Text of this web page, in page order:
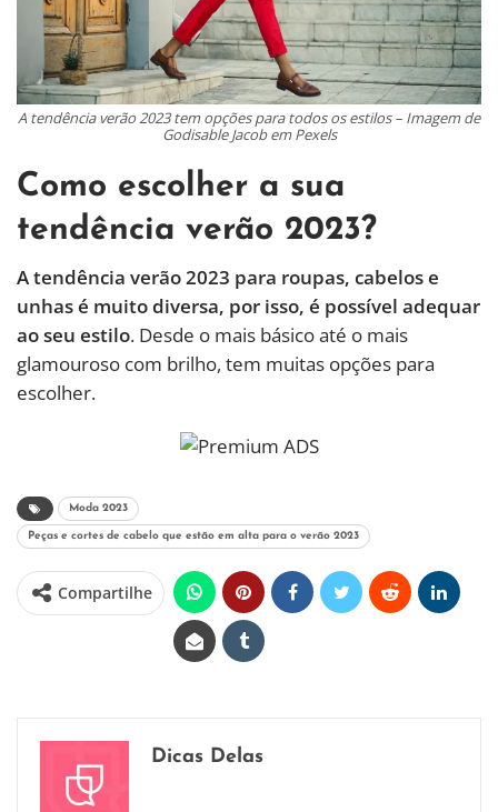
A tendência verão 2023 tem opções para todos os estilos – Imagem de
Godisable Jacob em Pexels
Como escolher a sua
tendência verão 2023?
A tendência verão 2023 para roupas, cabelos e
unhas é muito diversa, por isso, é possível adequar
ao seu estilo. Desde o mais básico até o mais
glamouroso com brilho, tem muitas opções para
escolher.
Moda 2023
Peças e cortes de cabelo que estão em alta para o verão 2023
Compartilhe
Dicas Delas